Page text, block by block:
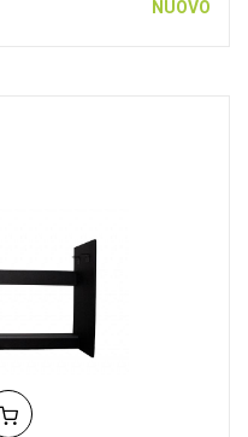
NUOVO